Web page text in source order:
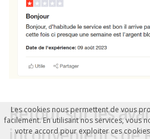
Retour sur les
Les cookies nous permettent de vous
facilement. En utilisant nos services, vous
votre accord pour exploiter ces